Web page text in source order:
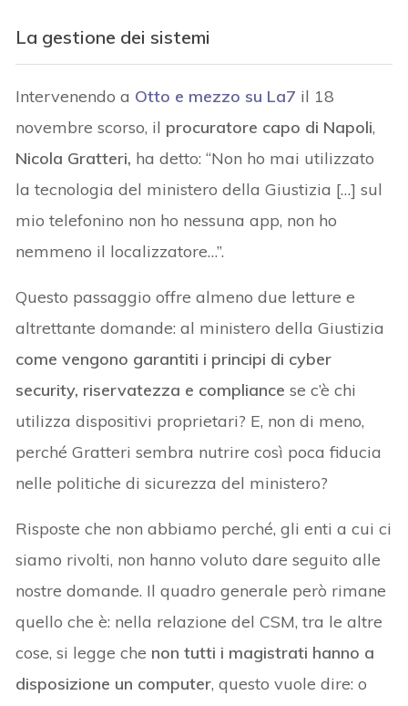
La gestione dei sistemi
Intervenendo a Otto e mezzo su La7 il 18
novembre scorso, il procuratore capo di Napoli,
Nicola Gratteri, ha detto: “Non ho mai utilizzato
la tecnologia del ministero della Giustizia […] sul
mio telefonino non ho nessuna app, non ho
nemmeno il localizzatore…”.
Questo passaggio offre almeno due letture e
altrettante domande: al ministero della Giustizia
come vengono garantiti i principi di cyber
security, riservatezza e compliance se c’è chi
utilizza dispositivi proprietari? E, non di meno,
perché Gratteri sembra nutrire così poca fiducia
nelle politiche di sicurezza del ministero?
Risposte che non abbiamo perché, gli enti a cui ci
siamo rivolti, non hanno voluto dare seguito alle
nostre domande. Il quadro generale però rimane
quello che è: nella relazione del CSM, tra le altre
cose, si legge che non tutti i magistrati hanno a
disposizione un computer, questo vuole dire: o